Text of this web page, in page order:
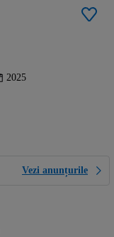
2025
Vezi anunțurile